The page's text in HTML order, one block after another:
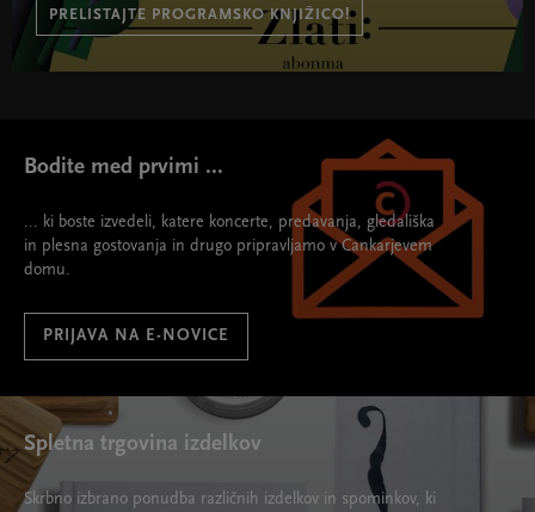
PRELISTAJTE PROGRAMSKO KNJIŽICO!
Bodite med prvimi ...
... ki boste izvedeli, katere koncerte, predavanja, gledališka
in plesna gostovanja in drugo pripravljamo v Cankarjevem
domu.
PRIJAVA NA E-NOVICE
Spletna trgovina izdelkov
Skrbno izbrano ponudba različnih izdelkov in spominkov, ki